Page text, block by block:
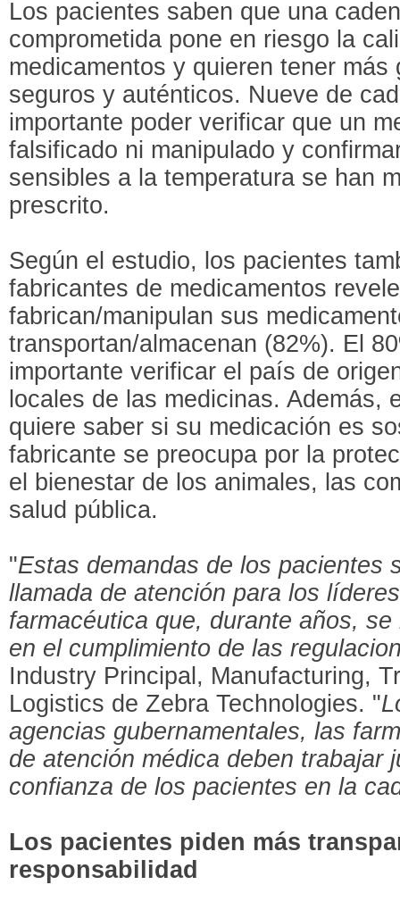
Los pacientes saben que una
comprometida pone en riesgo la
medicamentos y quieren tener
seguros y auténticos. Nueve de
importante poder verificar que un
falsificado ni manipulado y
sensibles a la temperatura se han
prescrito.
Según el estudio, los pacientes
fabricantes de medicamentos
fabrican/manipulan sus
transportan/almacenan (82%). El
importante verificar el país de
locales de las medicinas. Además,
quiere saber si su medicación es
fabricante se preocupa por la
el bienestar de los animales, las
salud pública.
"Estas demandas de los pacientes
llamada de atención para los
farmacéutica que, durante años,
en el cumplimiento de las
Industry Principal, Manufacturing,
Logistics de Zebra Technologies. "
agencias gubernamentales, las
de atención médica deben trabajar
confianza de los pacientes en la
Los pacientes piden más
responsabilidad